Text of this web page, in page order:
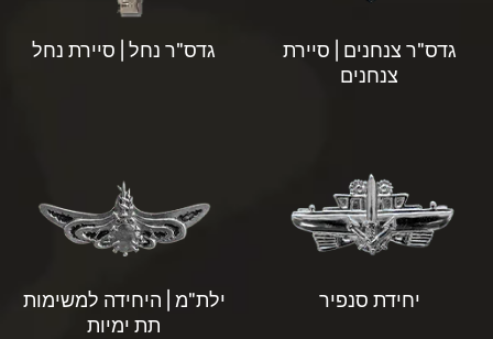
גדס"ר צנחנים | סיירת
צנחנים
גדס"ר נחל | סיירת נחל
יחידת סנפיר
ילת"מ | היחידה למשימות
תת ימיות